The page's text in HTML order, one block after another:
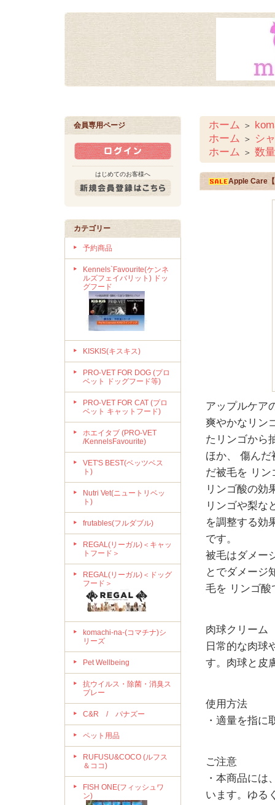
会員専用ページ
はじめてのお客様へ
カテゴリー
予約商品
Kennels`Favourite(ケンネ
ルズフェイバリット) ドッ
グフード
KISKIS(キスキス)
PRO-VET FOR DOG (プロ
ベット ドッグフード等)
PRO-VET FOR CAT (プロ
ベット キャットフード)
ホエイタブ (PRO-VET
/KennelsFavourite)
VET'S BEST(ベッツベス
ト)
Nutri Vet(ニュートリベッ
ト)
frutables(フルダブル)
REGAL(リーガル)＜キャッ
トフード＞
REGAL(リーガル)＜ドッグ
フード＞
komachi-na-(コマチナ)シ
リーズ
Pet Wellbeing
抗ウイルス・除菌・消臭ス
プレー
C&R / パナズー
ペット用品
RUFUSU&COCO (ルフス
＆ココ)
FISH ONE(フィッシュワ
ン)
ホーム ＞
ホーム ＞
シ
ホーム ＞ 数
Apple Care
アップルケア
爽やかなリン
たリンゴから
ほか、 傷ん
だ被毛を リン
リンゴ酸の効
リンゴや梨な
を調整する効
です。
被毛はダメー
とでダメージ
毛を リンゴ酸
肉球クリーム
日常的な肉球
す。肉球と皮
使用方法
・適量を指
ご注意
・本商品に
います。ゆる